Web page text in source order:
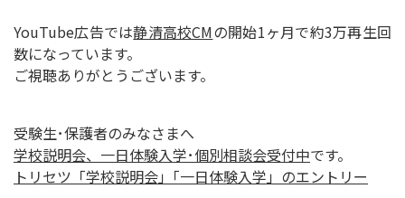
YouTube広告では静清高校CMの開始1ヶ月で約3万再生回
数になっています。
ご視聴ありがとうございます。
受験生･保護者のみなさまへ
学校説明会、一日体験入学･個別相談会受付中です。
トリセツ「学校説明会」｢一日体験入学」のエントリー